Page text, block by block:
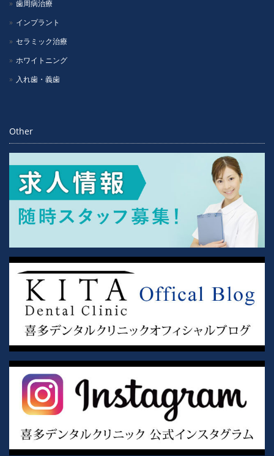
歯周病治療
インプラント
セラミック治療
ホワイトニング
入れ歯・義歯
Other